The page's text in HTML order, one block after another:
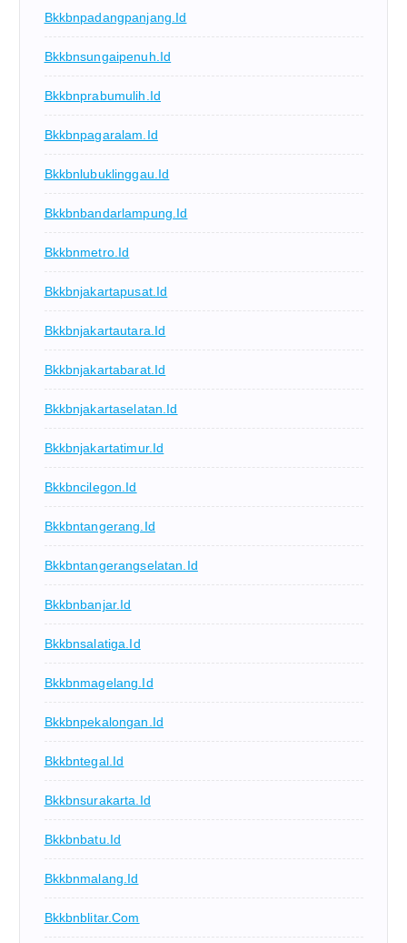
Bkkbnpadangpanjang.id
Bkkbnsungaipenuh.id
Bkkbnprabumulih.id
Bkkbnpagaralam.id
Bkkbnlubuklinggau.id
Bkkbnbandarlampung.id
Bkkbnmetro.id
Bkkbnjakartapusat.id
Bkkbnjakartautara.id
Bkkbnjakartabarat.id
Bkkbnjakartaselatan.id
Bkkbnjakartatimur.id
Bkkbncilegon.id
Bkkbntangerang.id
Bkkbntangerangselatan.id
Bkkbnbanjar.id
Bkkbnsalatiga.id
Bkkbnmagelang.id
Bkkbnpekalongan.id
Bkkbntegal.id
Bkkbnsurakarta.id
Bkkbnbatu.id
Bkkbnmalang.id
Bkkbnblitar.com